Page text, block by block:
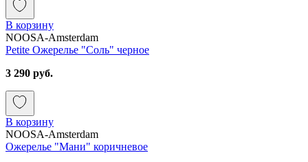
В корзину
NOOSA-Amsterdam
Petite Ожерелье "Соль" черное
3 290 руб.
В корзину
NOOSA-Amsterdam
Ожерелье "Мани" коричневое